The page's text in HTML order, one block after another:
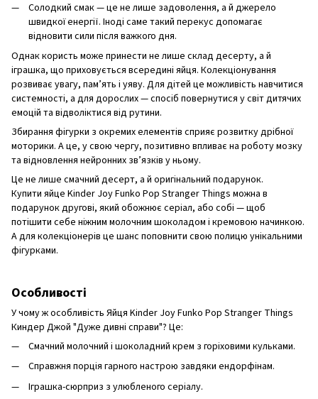
Солодкий смак — це не лише задоволення, а й джерело
швидкої енергії. Іноді саме такий перекус допомагає
відновити сили після важкого дня.
Однак користь може принести не лише склад десерту, а й
іграшка, що приховується всередині яйця. Колекціонування
розвиває увагу, пам’ять і уяву. Для дітей це можливість навчитися
системності, а для дорослих — спосіб повернутися у світ дитячих
емоцій та відволіктися від рутини.
Збирання фігурки з окремих елементів сприяє розвитку дрібної
моторики. А це, у свою чергу, позитивно впливає на роботу мозку
та відновлення нейронних зв’язків у ньому.
Це не лише смачний десерт, а й оригінальний подарунок.
Купити яйце Kinder Joy Funko Pop Stranger Things можна в
подарунок другові, який обожнює серіал, або собі — щоб
потішити себе ніжним молочним шоколадом і кремовою начинкою.
А для колекціонерів це шанс поповнити свою полицю унікальними
фігурками.
Особливості
У чому ж особливість Яйця Kinder Joy Funko Pop Stranger Things
Киндер Джой "Дуже дивні справи"? Це:
Смачний молочний і шоколадний крем з горіховими кульками.
Справжня порція гарного настрою завдяки ендорфінам.
Іграшка-сюрприз з улюбленого серіалу.